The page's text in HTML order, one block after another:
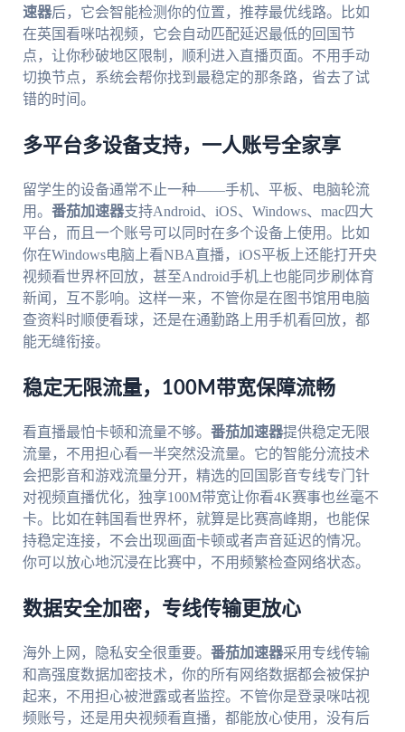
速器后，它会智能检测你的位置，推荐最优线路。比如
在英国看咪咕视频，它会自动匹配延迟最低的回国节
点，让你秒破地区限制，顺利进入直播页面。不用手动
切换节点，系统会帮你找到最稳定的那条路，省去了试
错的时间。
多平台多设备支持，一人账号全家享
留学生的设备通常不止一种——手机、平板、电脑轮流
用。 番茄加速器支持Android、iOS、Windows、mac四大
平台，而且一个账号可以同时在多个设备上使用。比如
你在Windows电脑上看NBA直播，iOS平板上还能打开央
视频看世界杯回放，甚至Android手机上也能同步刷体育
新闻，互不影响。这样一来，不管你是在图书馆用电脑
查资料时顺便看球，还是在通勤路上用手机看回放，都
能无缝衔接。
稳定无限流量，100M带宽保障流畅
看直播最怕卡顿和流量不够。 番茄加速器提供稳定无限
流量，不用担心看一半突然没流量。它的智能分流技术
会把影音和游戏流量分开，精选的回国影音专线专门针
对视频直播优化，独享100M带宽让你看4K赛事也丝毫不
卡。比如在韩国看世界杯，就算是比赛高峰期，也能保
持稳定连接，不会出现画面卡顿或者声音延迟的情况。
你可以放心地沉浸在比赛中，不用频繁检查网络状态。
数据安全加密，专线传输更放心
海外上网，隐私安全很重要。 番茄加速器采用专线传输
和高强度数据加密技术，你的所有网络数据都会被保护
起来，不用担心被泄露或者监控。不管你是登录咪咕视
频账号，还是用央视频看直播，都能放心使用，没有后